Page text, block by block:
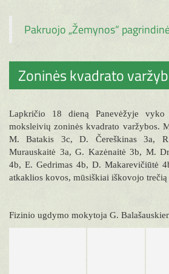
Pakruojo „Žemynos“
Zoninės kvadrato
Lapkričio 18 dieną Panevėžyje
moksleivių zoninės kvadrato varžybos.
M. Batakis 3c, D. Čereškinas 3a,
Murauskaitė 3a, G. Kazėnaitė 3b, M.
4b, E. Gedrimas 4b, D. Makarevičiūtė
atkaklios kovos, mūsiškiai iškovojo trečią
Fizinio ugdymo mokytoja G.